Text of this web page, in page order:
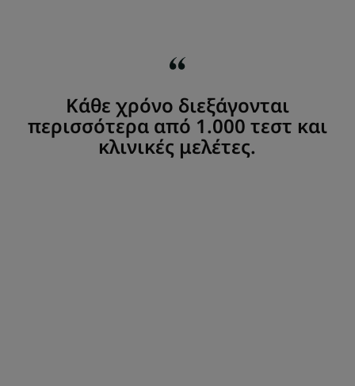
Κάθε χρόνο διεξάγονται
περισσότερα από 1.000 τεστ και
κλινικές μελέτες.